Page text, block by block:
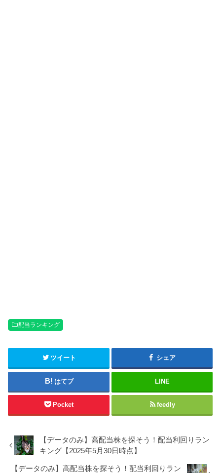
配当ランキング
ツイート シェア
はてブ LINE
Pocket feedly
【データのみ】高配当株を探そう！配当利回りラン
キング【2025年5月30日時点】
【データのみ】高配当株を探そう！配当利回りラン